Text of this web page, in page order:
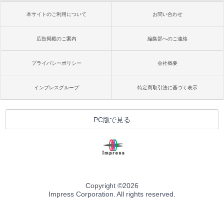
本サイトのご利用について お問い合わせ
広告掲載のご案内 編集部へのご連絡
プライバシーポリシー 会社概要
インプレスグループ 特定商取引法に基づく表示
PC版で見る
Copyright ©2026
Impress Corporation. All rights reserved.